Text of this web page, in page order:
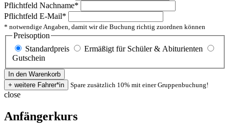
Pflichtfeld Nachname*
Pflichtfeld E-Mail*
* notwendige Angaben, damit wir die Buchung richtig zuordnen können
Preisoption
Standardpreis
Ermäßigt für Schüler & Abiturienten
Gutschein
Spare zusätzlich 10% mit einer Gruppenbuchung!
close
Anfängerkurs